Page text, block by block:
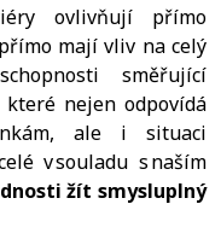
ovlivňují přímo
mají vliv na celý
směřující
nejen odpovídá
ale i situaci
v souladu s naším
žít smysluplný